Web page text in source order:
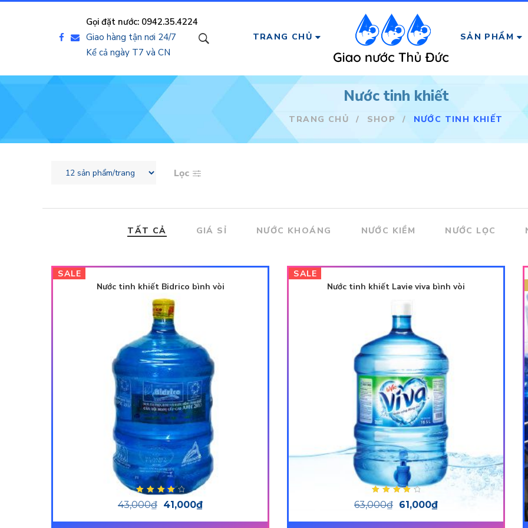
Gọi đặt nước: 0942.35.4224
Giao hàng tận nơi 24/7
Kể cả ngày T7 và CN
TRANG CHỦ SẢN PHẨM
Nước tinh khiết
TRANG CHỦ / SHOP / NƯỚC TINH KHIẾT
Lọc
TẤT CẢ GIÁ SỈ NƯỚC KHOÁNG NƯỚC KIỀM NƯỚC LỌC
SALE
Nước tinh khiết Bidrico bình vòi
Được xếp
hạng4.005
43,000₫ 41,000₫
SALE
Nước tinh khiết Lavie viva bình vòi
Được xếp
hạng4.005
63,000₫ 61,000₫